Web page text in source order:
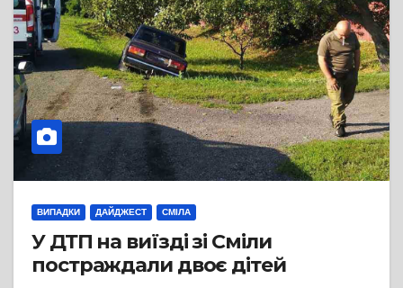
ВИПАДКИ ДАЙДЖЕСТ СМІЛА
У ДТП на виїзді зі Сміли
постраждали двоє дітей